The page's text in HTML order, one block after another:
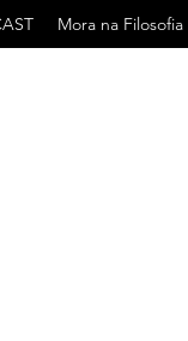
Mora na Filosofia